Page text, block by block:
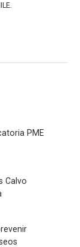
PME
Calvo